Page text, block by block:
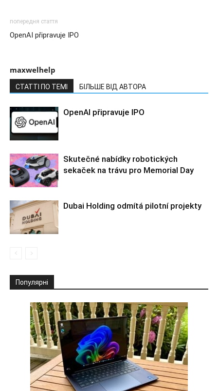
попередня стаття
OpenAI připravuje IPO
maxwelhelp
СТАТТІ ПО ТЕМІ БІЛЬШЕ ВІД АВТОРА
OpenAI připravuje IPO
Skutečné nabídky robotických
sekaček na trávu pro Memorial Day
Dubai Holding odmítá pilotní projekty
Популярні